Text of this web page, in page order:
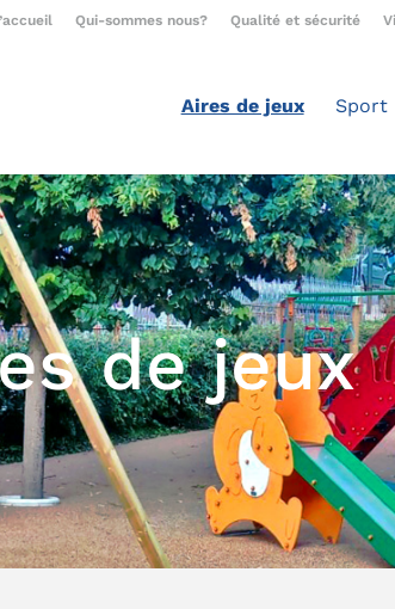
Qui-sommes nous? Qualité et sécurité
Aires de jeux Sport
de jeux